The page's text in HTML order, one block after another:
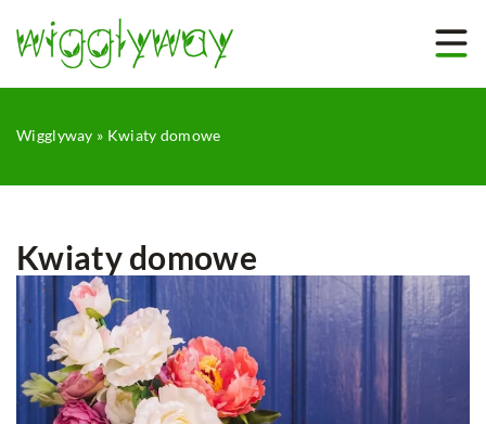
Wigglyway » Kwiaty domowe
Kwiaty domowe